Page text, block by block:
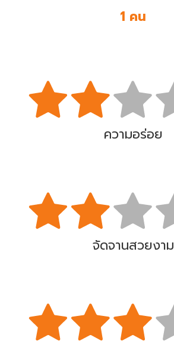
1 คน
ความอร่อย
จัดจานสวยงาม